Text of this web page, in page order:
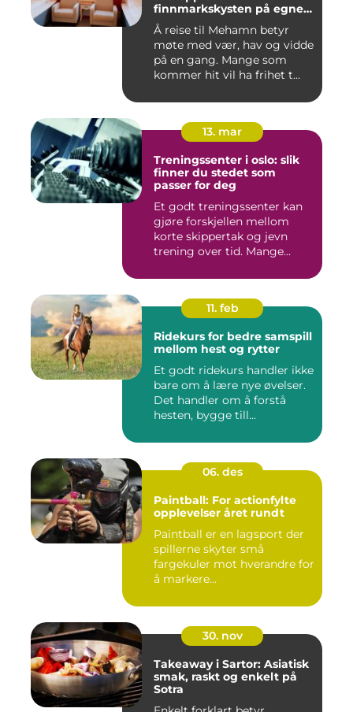
finnmarkskysten på egne
premisser
Å reise til Mehamn betyr
møte med vær, hav og vidde
på en gang. Mange som
kommer hit vil ha frihet t...
13. mar
Treningssenter i oslo: slik
finner du stedet som
passer for deg
Et godt treningssenter kan
gjøre forskjellen mellom
korte skippertak og jevn
trening over tid. Mange...
11. feb
Ridekurs for bedre samspill
mellom hest og rytter
Et godt ridekurs handler ikke
bare om å lære nye øvelser.
Det handler om å forstå
hesten, bygge till...
06. des
Paintball: For actionfylte
opplevelser året rundt
Paintball er en lagsport der
spillerne skyter små
fargekuler mot hverandre for
å markere...
30. nov
Takeaway i Sartor: Asiatisk
smak, raskt og enkelt på
Sotra